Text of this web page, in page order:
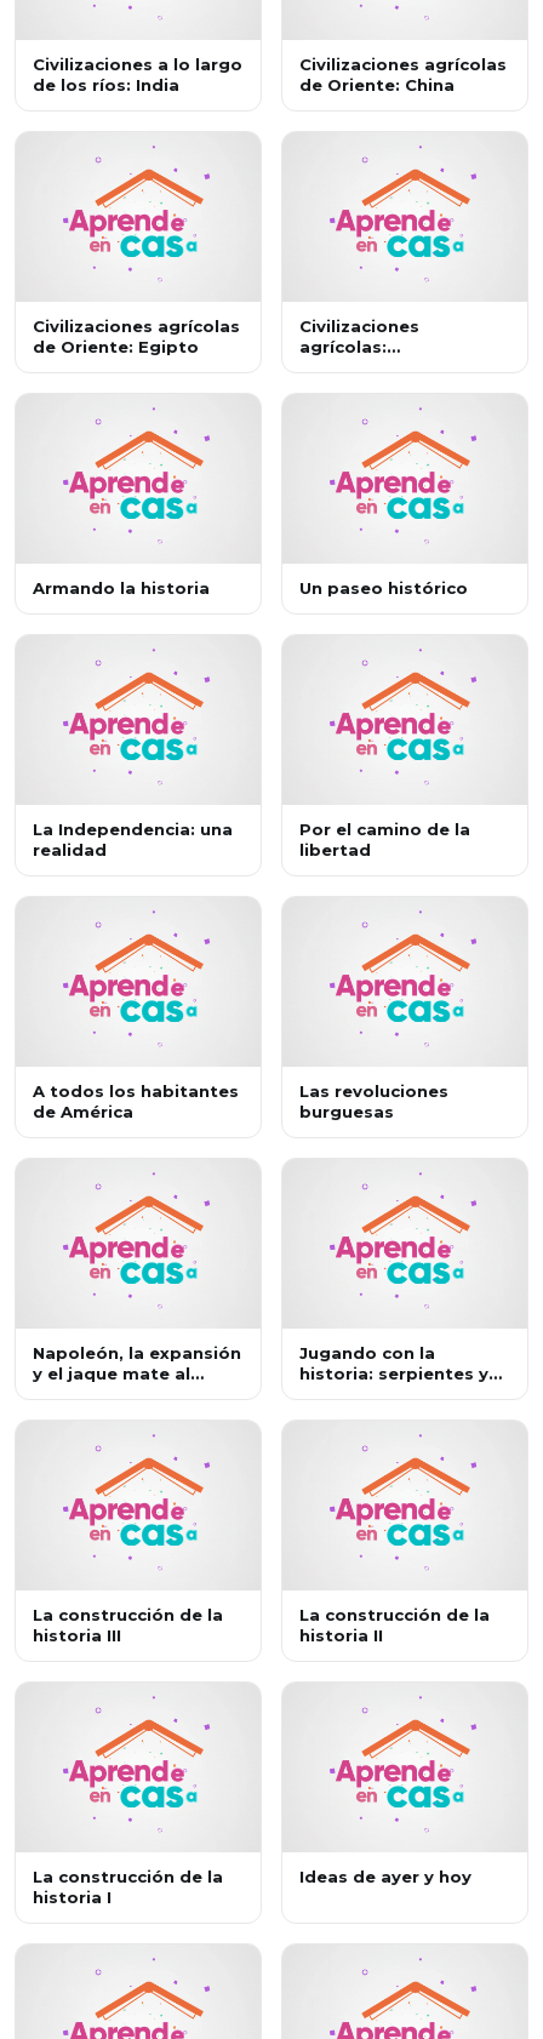
Civilizaciones a lo largo
de los ríos: India
Civilizaciones agrícolas
de Oriente: China
Civilizaciones agrícolas
de Oriente: Egipto
Civilizaciones
agrícolas:
Armando la historia Un paseo histórico
La Independencia: una
realidad
Por el camino de la
libertad
A todos los habitantes
de América
Las revoluciones
burguesas
Napoleón, la expansión
y el jaque mate al
Jugando con la
historia: serpientes y
La construcción de la
historia III
La construcción de la
historia II
La construcción de la
historia I
Ideas de ayer y hoy